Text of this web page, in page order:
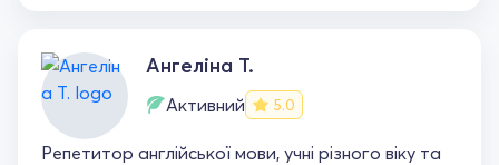
Ангеліна Т.
Активний 5.0
Репетитор англійської мови, учні різного віку та